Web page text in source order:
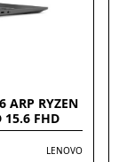
ARP RYZEN
15.6 FHD
LENOVO